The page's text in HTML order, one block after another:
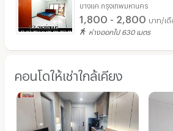
บางแค กรุงเทพมหานคร
1,800 - 2,800 บาท/เดื
ห่างออกไป 630 เมตร
คอนโดให้เช่าใกล้เคียง